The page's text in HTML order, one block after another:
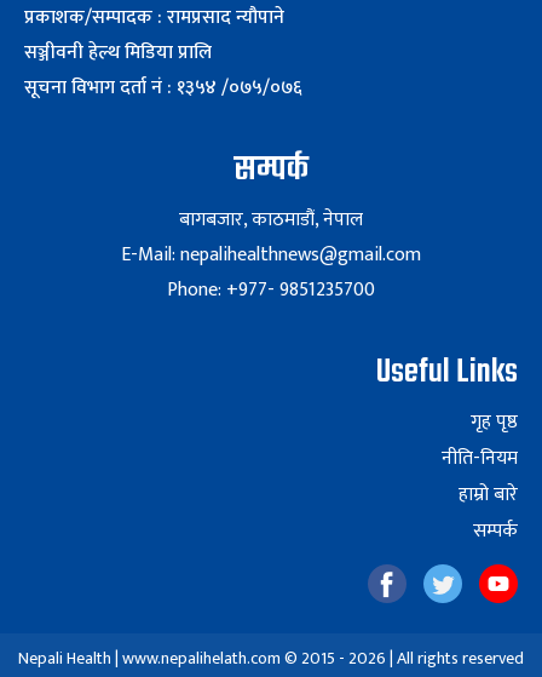
प्रकाशक/सम्पादक : रामप्रसाद न्यौपाने
सञ्जीवनी हेल्थ मिडिया प्रालि
सूचना विभाग दर्ता नं : १३५४ /०७५/०७६
सम्पर्क
बागबजार, काठमाडौं, नेपाल
E-Mail: nepalihealthnews@gmail.com
Phone: +977- 9851235700
Useful Links
गृह पृष्ठ
नीति-नियम
हाम्रो बारे
सम्पर्क
Nepali Health | www.nepalihelath.com © 2015 - 2026 | All rights reserved